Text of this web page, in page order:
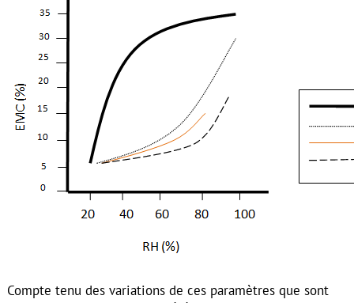
Compte tenu des variations de ces paramètres que sont